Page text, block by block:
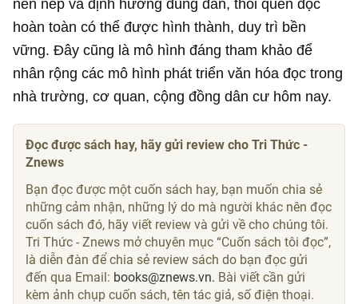
nền nếp và định hướng đúng đắn, thói quen đọc
hoàn toàn có thể được hình thành, duy trì bền
vững. Đây cũng là mô hình đáng tham khảo để
nhân rộng các mô hình phát triển văn hóa đọc trong
nhà trường, cơ quan, cộng đồng dân cư hôm nay.
Đọc được sách hay, hãy gửi review cho Tri Thức -
Znews
Bạn đọc được một cuốn sách hay, bạn muốn chia sẻ
những cảm nhận, những lý do mà người khác nên đọc
cuốn sách đó, hãy viết review và gửi về cho chúng tôi.
Tri Thức - Znews mở chuyên mục “Cuốn sách tôi đọc”,
là diễn đàn để chia sẻ review sách do bạn đọc gửi
đến qua Email: books@znews.vn. Bài viết cần gửi
kèm ảnh chụp cuốn sách, tên tác giả, số điện thoại.